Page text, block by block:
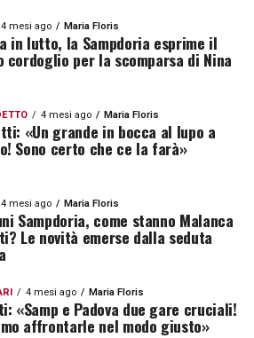
4 mesi ago Maria Floris
in lutto, la Sampdoria esprime il
cordoglio per la scomparsa di Nina
4 mesi ago Maria Floris
«Un grande in bocca al lupo a
Sono certo che ce la farà»
4 mesi ago Maria Floris
Sampdoria, come stanno Malanca
Le novità emerse dalla seduta
4 mesi ago Maria Floris
«Samp e Padova due gare cruciali!
affrontarle nel modo giusto»